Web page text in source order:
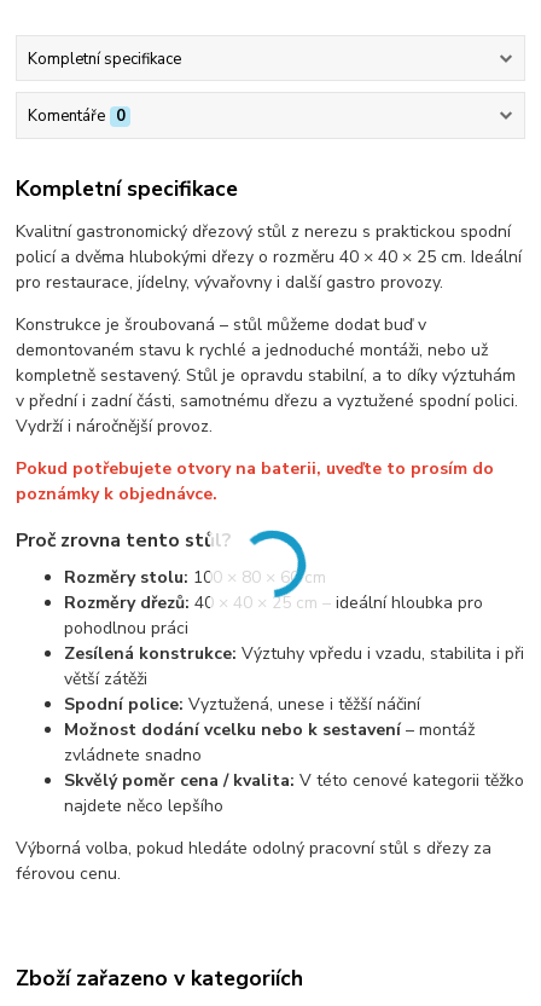
Kompletní specifikace
Komentáře 0
Kompletní specifikace
Kvalitní gastronomický dřezový stůl z nerezu s praktickou spodní
policí a dvěma hlubokými dřezy o rozměru 40 × 40 × 25 cm. Ideální
pro restaurace, jídelny, vývařovny i další gastro provozy.
Konstrukce je šroubovaná – stůl můžeme dodat buď v
demontovaném stavu k rychlé a jednoduché montáži, nebo už
kompletně sestavený. Stůl je opravdu stabilní, a to díky výztuhám
v přední i zadní části, samotnému dřezu a vyztužené spodní polici.
Vydrží i náročnější provoz.
Pokud potřebujete otvory na baterii, uveďte to prosím do
poznámky k objednávce.
Proč zrovna tento stůl?
Rozměry stolu: 100 × 80 × 60 cm
Rozměry dřezů: 40 × 40 × 25 cm – ideální hloubka pro
pohodlnou práci
Zesílená konstrukce: Výztuhy vpředu i vzadu, stabilita i při
větší zátěži
Spodní police: Vyztužená, unese i těžší náčiní
Možnost dodání vcelku nebo k sestavení– montáž
zvládnete snadno
Skvělý poměr cena / kvalita: V této cenové kategorii těžko
najdete něco lepšího
Výborná volba, pokud hledáte odolný pracovní stůl s dřezy za
férovou cenu.
Zboží zařazeno v kategoriích